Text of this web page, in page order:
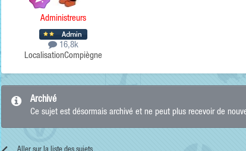
Administreurs
16,8k
LocalisationCompiègne
Archivé
Ce sujet est désormais archivé et ne peut plus recevoir de